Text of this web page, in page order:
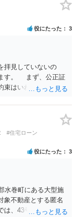
役にたった 3
拝見していないの
す。 まず、公正証
束はいわゆる使用貸
元奥様＋お子さん）
れた賃貸借契約であ
離婚による公正証書
すので、仮に賃貸
抵当権者（ローン
した公正証書で元奥
態が悪くなり、破
生のために自己破産
のこと自体が奥様と
と思います。 もち
#住宅ローン
役にたった 3
水巻町にある大型施
象不動産とする匿名
は、43号は想定利回